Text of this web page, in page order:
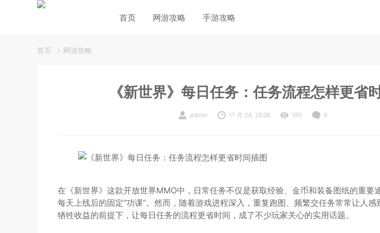
首页 网游攻略 手游攻略
首页 网游攻略
《新世界》每日任务：任务流程怎样更省
admin 11 月 24, 2026 185 0
在《新世界》这款开放世界MMO中，日常任务不仅是获取经验、金币和装备图纸的重要
每天上线后的固定“功课”。然而，随着游戏进程深入，重复跑图、频繁交任务常常让人感
牺牲收益的前提下，让每日任务的流程更省时间，成了不少玩家关心的实用话题。